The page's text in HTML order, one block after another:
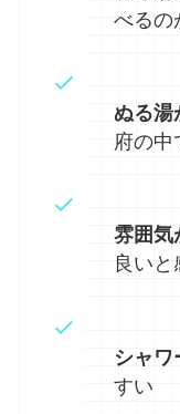
べるの
ぬる湯
府の中
雰囲気
良いと
シャワ
すい